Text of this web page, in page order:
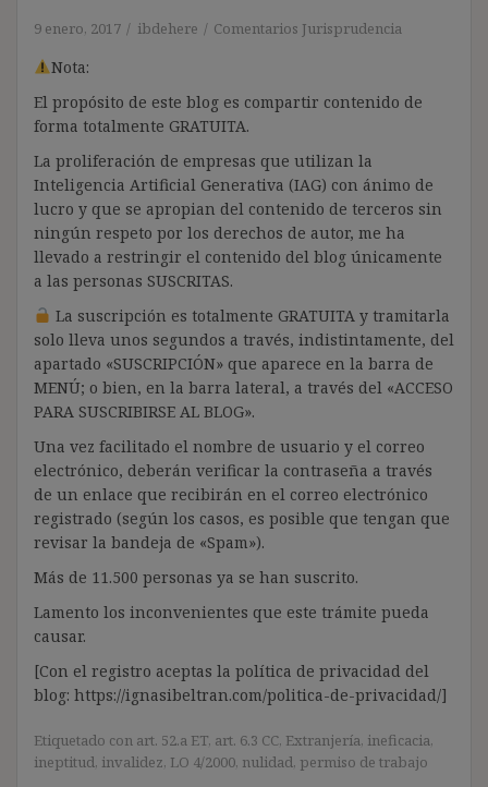
9 enero, 2017 ibdehere Comentarios Jurisprudencia
Nota:
El propósito de este blog es compartir contenido de
forma totalmente GRATUITA.
La proliferación de empresas que utilizan la
Inteligencia Artificial Generativa (IAG) con ánimo de
lucro y que se apropian del contenido de terceros sin
ningún respeto por los derechos de autor, me ha
llevado a restringir el contenido del blog únicamente
a las personas SUSCRITAS.
La suscripción es totalmente GRATUITA y tramitarla
solo lleva unos segundos a través, indistintamente, del
apartado «SUSCRIPCIÓN» que aparece en la barra de
MENÚ; o bien, en la barra lateral, a través del «ACCESO
PARA SUSCRIBIRSE AL BLOG».
Una vez facilitado el nombre de usuario y el correo
electrónico, deberán verificar la contraseña a través
de un enlace que recibirán en el correo electrónico
registrado (según los casos, es posible que tengan que
revisar la bandeja de «Spam»).
Más de 11.500 personas ya se han suscrito.
Lamento los inconvenientes que este trámite pueda
causar.
[Con el registro aceptas la política de privacidad del
blog: https://ignasibeltran.com/politica-de-privacidad/]
Etiquetado con art. 52.a ET, art. 6.3 CC, Extranjería, ineficacia,
ineptitud, invalidez, LO 4/2000, nulidad, permiso de trabajo